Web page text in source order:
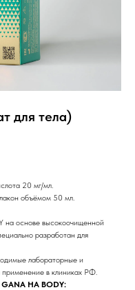
для тела)
20 мг/мл.
объёмом 50 мл.
на основе высокоочищенной
разработан для
лабораторные и
в клиниках РФ.
HA BODY: